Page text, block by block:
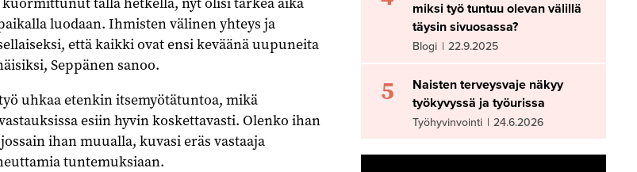
luodaan. Ihmisten välinen yhteys ja
että kaikki ovat ensi keväänä uupuneita
Seppänen sanoo.
uhkaa etenkin itsemyötätuntoa, mikä
esiin hyvin koskettavasti. Olenko ihan
ihan muualla, kuvasi eräs vastaaja
tuntemuksiaan.
miksi työ tuntuu olevan välillä
täysin sivuosassa?
Blogi | 22.9.2025
5
Naisten terveysvaje näkyy
työkyvyssä ja työurissa
Työhyvinvointi | 24.6.2026